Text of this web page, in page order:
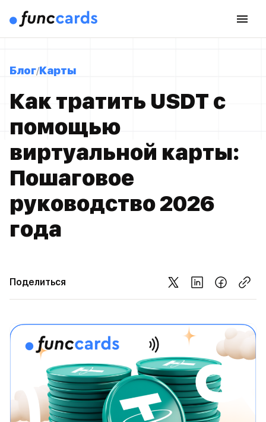
Блог Карты
Как тратить USDT с
помощью
виртуальной карты:
Пошаговое
руководство 2026
года
Поделиться